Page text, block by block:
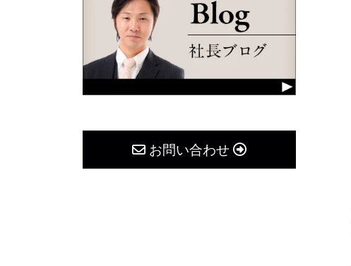
お問い合わせ